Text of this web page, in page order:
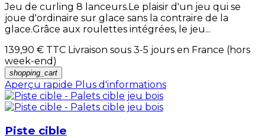
Jeu de curling 8 lanceurs.Le plaisir d'un jeu qui se
joue d'ordinaire sur glace sans la contraire de la
glace.Grâce aux roulettes intégrées, le jeu...
139,90 € TTC Livraison sous 3-5 jours en France (hors
week-end)
shopping_cart
Aperçu rapide Plus d'informations
Piste cible